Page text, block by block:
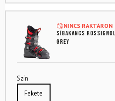
NINCS RAKTÁRON
Síbakancs
Grey
Szín
Fekete